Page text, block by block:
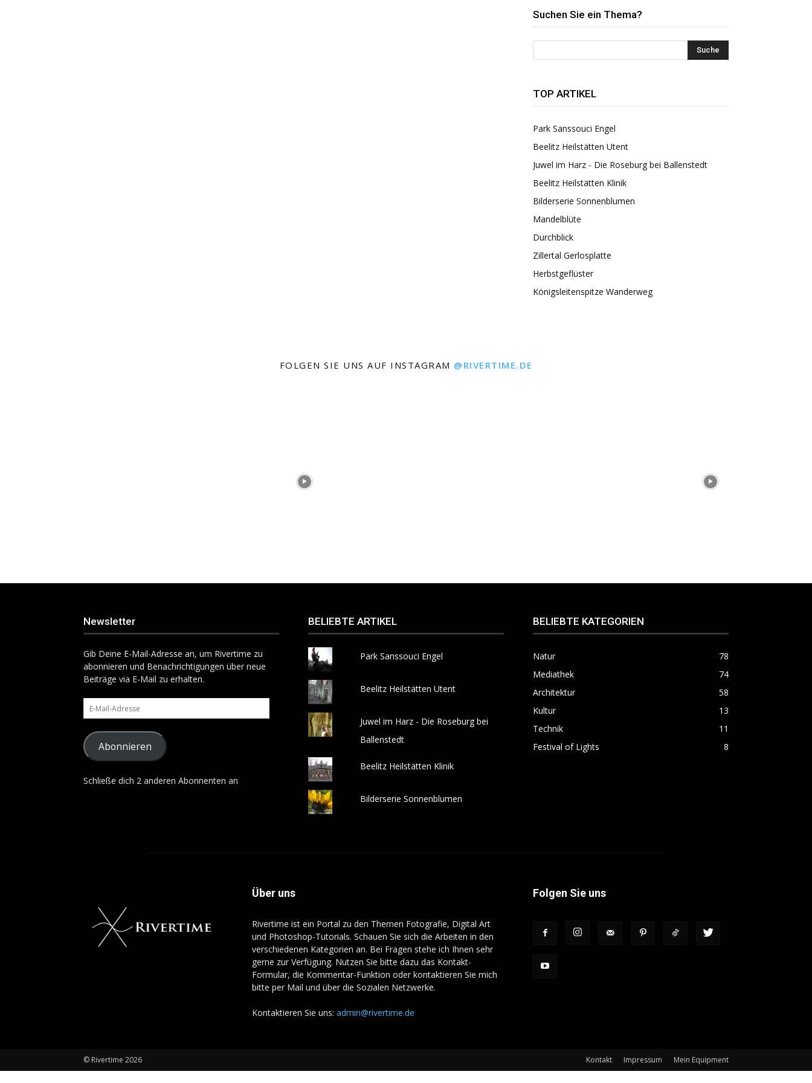
Suchen Sie ein Thema?
TOP ARTIKEL
Park Sanssouci Engel
Beelitz Heilstätten Utent
Juwel im Harz - Die Roseburg bei Ballenstedt
Beelitz Heilstätten Klinik
Bilderserie Sonnenblumen
Mandelblüte
Durchblick
Zillertal Gerlosplatte
Herbstgeflüster
Königsleitenspitze Wanderweg
FOLGEN SIE UNS AUF INSTAGRAM @RIVERTIME.DE
Newsletter
Gib Deine E-Mail-Adresse an, um Rivertime zu
abonnieren und Benachrichtigungen über neue
Beiträge via E-Mail zu erhalten.
E-
Mail-
Adresse
Abonnieren
Schließe dich 2 anderen Abonnenten an
BELIEBTE ARTIKEL
Park Sanssouci Engel
Beelitz Heilstätten Utent
Juwel im Harz - Die Roseburg bei
Ballenstedt
Beelitz Heilstätten Klinik
Bilderserie Sonnenblumen
BELIEBTE KATEGORIEN
Natur
78
Mediathek
74
Architektur
58
Kultur
13
Technik
11
Festival of Lights
8
Über uns
Rivertime ist ein Portal zu den Themen Fotografie, Digital Art
und Photoshop-Tutorials. Schauen Sie sich die Arbeiten in den
verschiedenen Kategorien an. Bei Fragen stehe ich Ihnen sehr
gerne zur Verfügung. Nutzen Sie bitte dazu das Kontakt-
Formular, die Kommentar-Funktion oder kontaktieren Sie mich
bitte per Mail und über die Sozialen Netzwerke.
Kontaktieren Sie uns: admin@rivertime.de
Folgen Sie uns
Kontakt Impressum Mein Equipment
© Rivertime 2026